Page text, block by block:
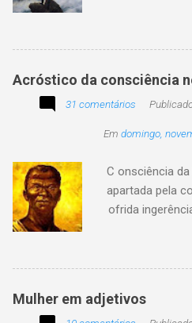
existir. Há quem
e a vida
apenas passe
com o
Acróstico da consciência
31 comentários
Em domingo,
C onsciência
apartada pela
ofrida
tempo o preito N
multicolor I
Mulher em adjetivos